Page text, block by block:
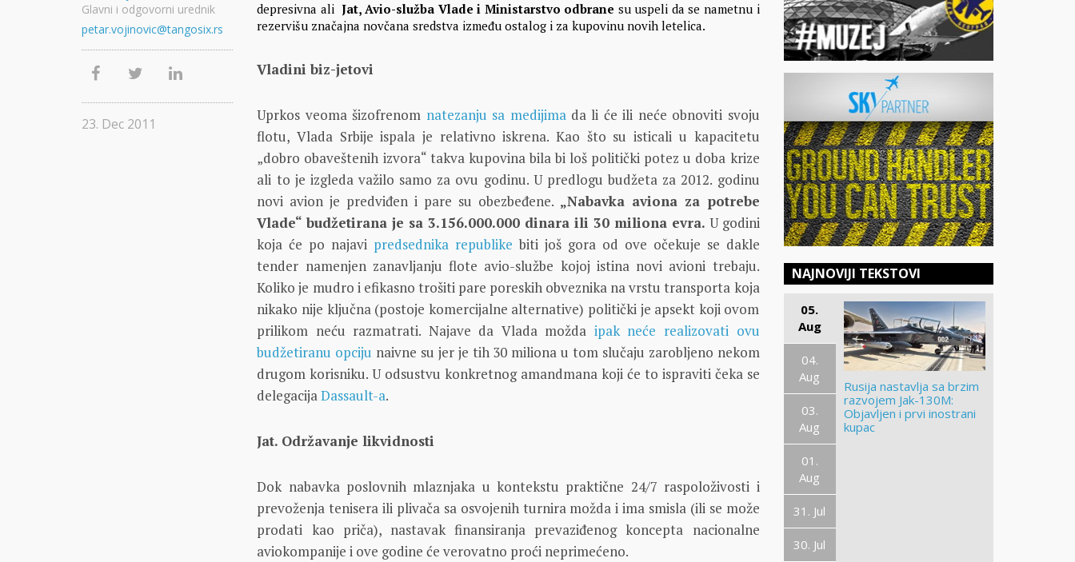
depresivna ali Jat, Avio-služba Vlade i Ministarstvo odbrane su uspeli da se nametnu i
rezervišu značajna novčana sredstva između ostalog i za kupovinu novih letelica.
Vladini biz-jetovi
Uprkos veoma šizofrenom natezanju sa medijimada li će ili neće obnoviti svoju
flotu, Vlada Srbije ispala je relativno iskrena. Kao što su isticali u kapacitetu
„dobro obaveštenih izvora“ takva kupovina bila bi loš politički potez u doba krize
ali to je izgleda važilo samo za ovu godinu. U predlogu budžeta za 2012. godinu
novi avion je predviđen i pare su obezbeđene. „Nabavka aviona za potrebe
Vlade“ budžetirana je sa 3.156.000.000 dinara ili 30 miliona evra. U godini
koja će po najavi predsednika republike biti još gora od ove očekuje se dakle
tender namenjen zanavljanju flote avio-službe kojoj istina novi avioni trebaju.
Koliko je mudro i efikasno trošiti pare poreskih obveznika na vrstu transporta koja
nikako nije ključna (postoje komercijalne alternative) politički je apsekt koji ovom
prilikom neću razmatrati. Najave da Vlada možda ipak neće realizovati ovu
budžetiranu opciju naivne su jer je tih 30 miliona u tom slučaju zarobljeno nekom
drugom korisniku. U odsustvu konkretnog amandmana koji će to ispraviti čeka se
delegacijaDassault-a.
Jat. Održavanje likvidnosti
Dok nabavka poslovnih mlaznjaka u kontekstu praktične 24/7 raspoloživosti i
prevoženja tenisera ili plivača sa osvojenih turnira možda i ima smisla (ili se može
prodati kao priča), nastavak finansiranja prevaziđenog koncepta nacionalne
aviokompanije i ove godine će verovatno proći neprimećeno.
Glavni i odgovorni urednik
petar.vojinovic@tangosix.rs
23. Dec 2011
NAJNOVIJI TEKSTOVI
05.
Aug
04.
Aug
03.
Aug
01.
Aug
31. Jul
30. Jul
Rusija nastavlja sa brzim
razvojem Jak-130M:
Objavljen i prvi inostrani
kupac